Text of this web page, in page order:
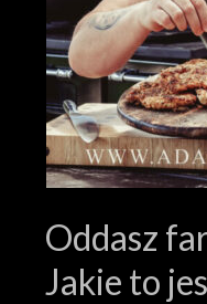
Oddasz
Jakie to